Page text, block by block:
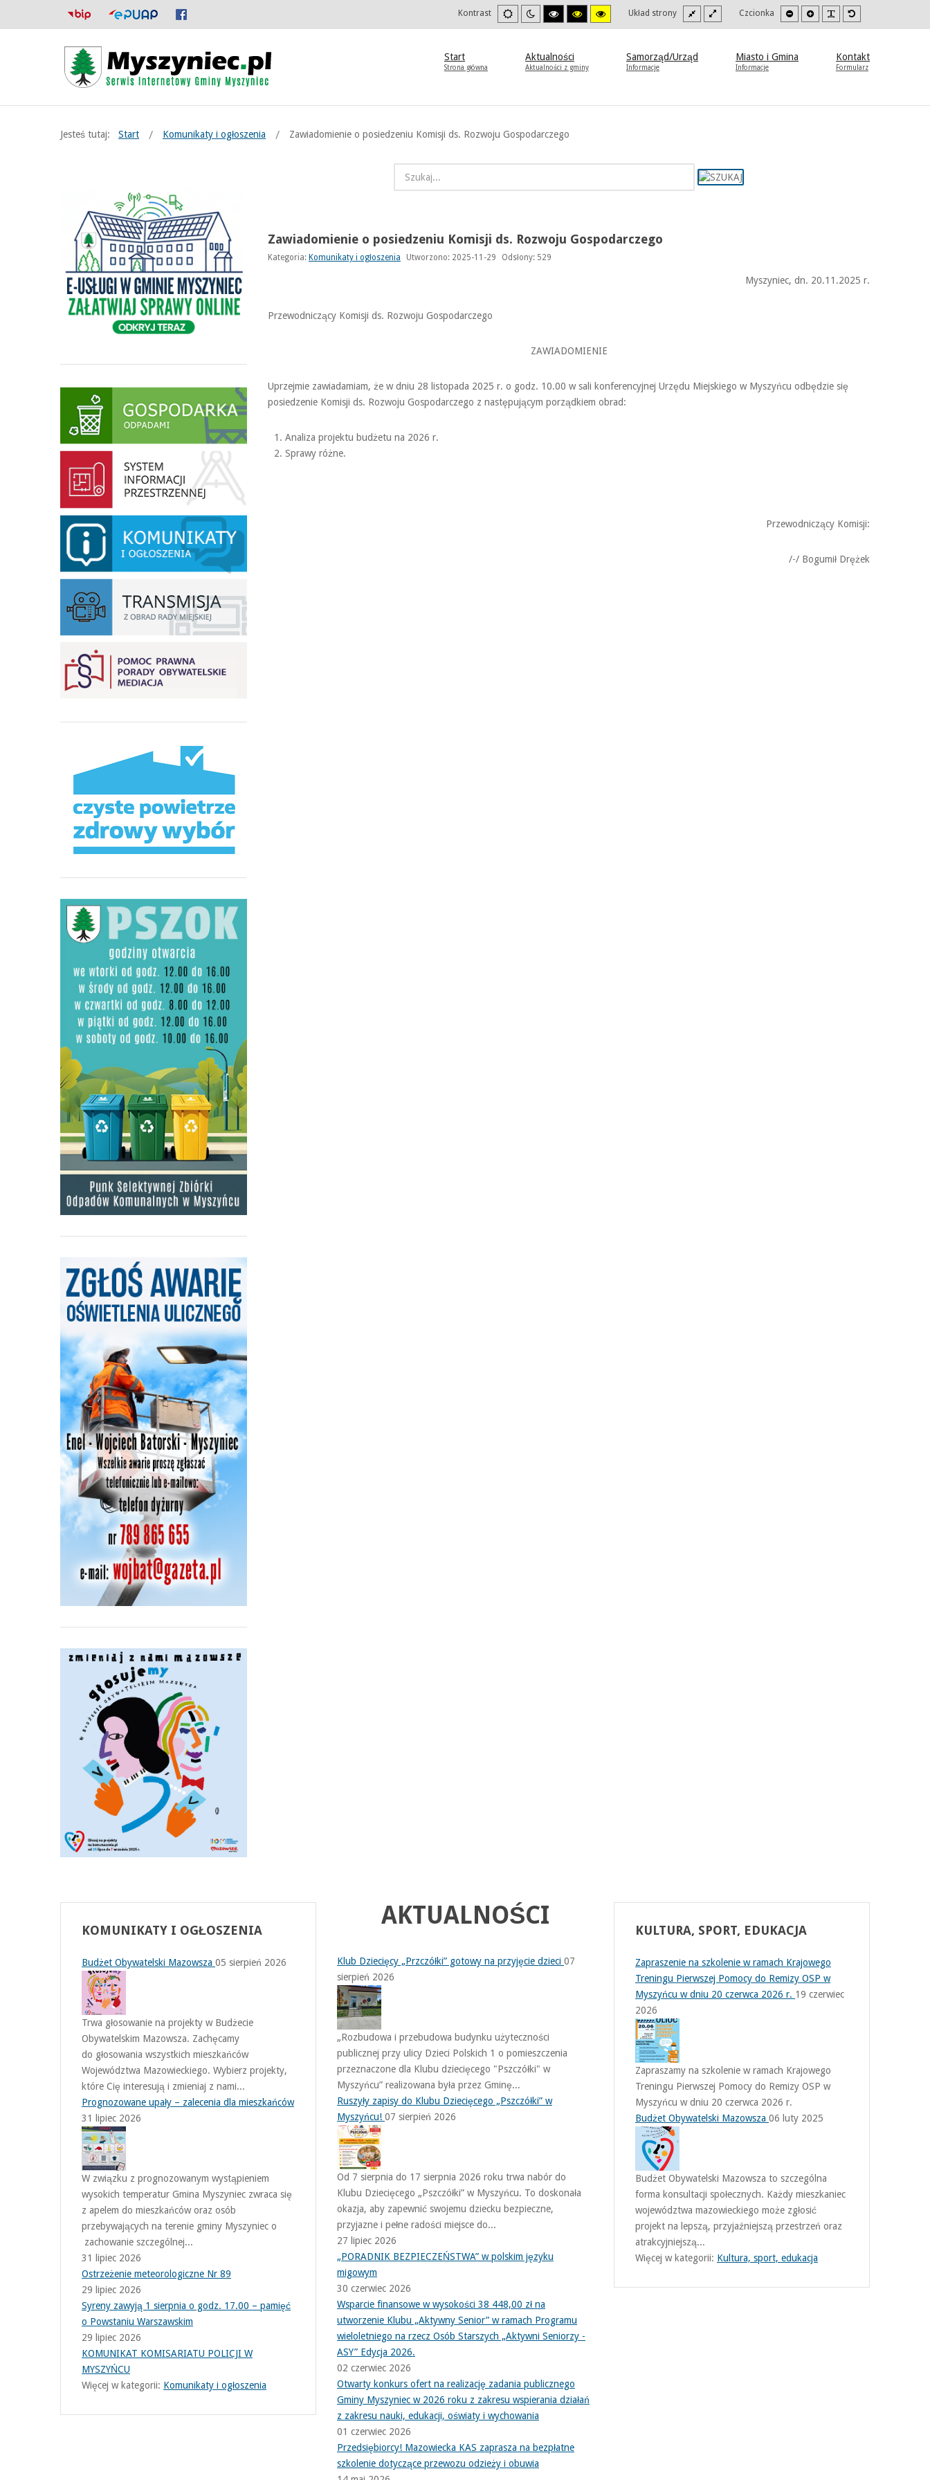
Kontrast
Ustawienia
domyslne
Tryb
nocny
Wysoki
kontrast
tryb
Wysoki
kontrast
tryb
Wysoki
kontrast
tryb
Układ strony
Szeroki
szablon
Stały
szablon
Czcionka
Mniejsza
czcionka
Zwiększona
czcionka
Start
Strona główna
Aktualności
Aktualności z gminy
Samorząd/Urząd
Informacje
Miasto i Gmina
Informacje
Kontakt
Formularz
Jesteś tutaj: Start Komunikaty i ogłoszenia Zawiadomienie o posiedzeniu Komisji ds. Rozwoju Gospodarczego
Zawiadomienie o posiedzeniu Komisji ds. Rozwoju Gospodarczego
Kategoria: Komunikaty i ogłoszenia Utworzono: 2025-11-29 Odsłony: 529
Myszyniec, dn. 20.11.2025 r.
Przewodniczący Komisji ds. Rozwoju Gospodarczego
ZAWIADOMIENIE
Uprzejmie zawiadamiam, że w dniu 28 listopada 2025 r. o godz. 10.00 w sali konferencyjnej Urzędu Miejskiego w Myszyńcu odbędzie się
posiedzenie Komisji ds. Rozwoju Gospodarczego z następującym porządkiem obrad:
Analiza projektu budżetu na 2026 r.
Sprawy różne.
Przewodniczący Komisji:
/-/ Bogumił Drężek
KOMUNIKATY I OGŁOSZENIA
Budżet Obywatelski Mazowsza 05 sierpień 2026
Trwa głosowanie na projekty w Budżecie
Obywatelskim Mazowsza. Zachęcamy
do głosowania wszystkich mieszkańców
Województwa Mazowieckiego. Wybierz projekty,
które Cię interesują i zmieniaj z nami...
Prognozowane upały – zalecenia dla mieszkańców
31 lipiec 2026
W związku z prognozowanym wystąpieniem
wysokich temperatur Gmina Myszyniec zwraca się
z apelem do mieszkańców oraz osób
przebywających na terenie gminy Myszyniec o
zachowanie szczególnej...
31 lipiec 2026
Ostrzeżenie meteorologiczne Nr 89
29 lipiec 2026
Syreny zawyją 1 sierpnia o godz. 17.00 – pamięć
o Powstaniu Warszawskim
29 lipiec 2026
KOMUNIKAT KOMISARIATU POLICJI W
MYSZYŃCU
Więcej w kategorii: Komunikaty i ogłoszenia
AKTUALNOŚCI
Klub Dziecięcy „Przczółki” gotowy na przyjęcie dzieci 07
sierpień 2026
„Rozbudowa i przebudowa budynku użyteczności
publicznej przy ulicy Dzieci Polskich 1 o pomieszczenia
przeznaczone dla Klubu dziecięcego "Pszczółki" w
Myszyńcu” realizowana była przez Gminę...
Ruszyły zapisy do Klubu Dziecięcego „Pszczółki” w
Myszyńcu! 07 sierpień 2026
Od 7 sierpnia do 17 sierpnia 2026 roku trwa nabór do
Klubu Dziecięcego „Pszczółki” w Myszyńcu. To doskonała
okazja, aby zapewnić swojemu dziecku bezpieczne,
przyjazne i pełne radości miejsce do...
27 lipiec 2026
„PORADNIK BEZPIECZEŃSTWA” w polskim języku
migowym
30 czerwiec 2026
Wsparcie finansowe w wysokości 38 448,00 zł na
utworzenie Klubu „Aktywny Senior” w ramach Programu
wieloletniego na rzecz Osób Starszych „Aktywni Seniorzy -
ASY” Edycja 2026.
02 czerwiec 2026
Otwarty konkurs ofert na realizację zadania publicznego
Gminy Myszyniec w 2026 roku z zakresu wspierania działań
z zakresu nauki, edukacji, oświaty i wychowania
01 czerwiec 2026
Przedsiębiorcy! Mazowiecka KAS zaprasza na bezpłatne
szkolenie dotyczące przewozu odzieży i obuwia
KULTURA, SPORT, EDUKACJA
Zapraszenie na szkolenie w ramach Krajowego
Treningu Pierwszej Pomocy do Remizy OSP w
Myszyńcu w dniu 20 czerwca 2026 r. 19 czerwiec
2026
Zapraszamy na szkolenie w ramach Krajowego
Treningu Pierwszej Pomocy do Remizy OSP w
Myszyńcu w dniu 20 czerwca 2026 r.
Budżet Obywatelski Mazowsza 06 luty 2025
Budżet Obywatelski Mazowsza to szczególna
forma konsultacji społecznych. Każdy mieszkaniec
województwa mazowieckiego może zgłosić
projekt na lepszą, przyjaźniejszą przestrzeń oraz
atrakcyjniejszą...
Więcej w kategorii: Kultura, sport, edukacja